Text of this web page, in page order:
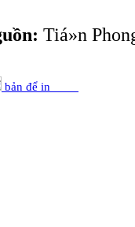
Tiá»n
bản để in